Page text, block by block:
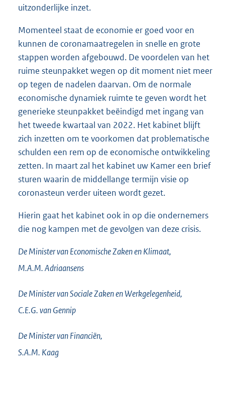
uitzonderlijke inzet.
Momenteel staat de economie er goed voor en
kunnen de coronamaatregelen in snelle en grote
stappen worden afgebouwd. De voordelen van het
ruime steunpakket wegen op dit moment niet meer
op tegen de nadelen daarvan. Om de normale
economische dynamiek ruimte te geven wordt het
generieke steunpakket beëindigd met ingang van
het tweede kwartaal van 2022. Het kabinet blijft
zich inzetten om te voorkomen dat problematische
schulden een rem op de economische ontwikkeling
zetten. In maart zal het kabinet uw Kamer een brief
sturen waarin de middellange termijn visie op
coronasteun verder uiteen wordt gezet.
Hierin gaat het kabinet ook in op die ondernemers
die nog kampen met de gevolgen van deze crisis.
De Minister van Economische Zaken en Klimaat,
M.A.M.Adriaansens
De Minister van Sociale Zaken en Werkgelegenheid,
C.E.G. vanGennip
De Minister van Financiën,
S.A.M. Kaag